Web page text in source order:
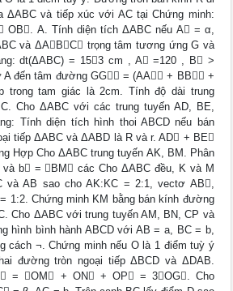
ΔABC và tiếp xúc với AC tại Chứng minh:
OB. A. Tính diện tích ΔABC nếu A = α,
và ΔABC trọng tâm tương ứng G và
dt(ΔABC) = 153 cm , A =120 , B >
A đến tâm đường GG = (AA + BB +
trong tam giác là 2cm. Tính độ dài trung
Cho ΔABC với các trung tuyến AD, BE,
Tính diện tích hình thoi ABCD nếu bán
tiếp ΔABC và ΔABD là R và r. AD + BE
Hợp Cho ΔABC trung tuyến AK, BM. Phân
b = BM các Cho ΔABC đều, K và M
và AB sao cho AK:KC = 2:1, vectơ AB,
1:2. Chứng minh KM bằng bán kính đường
Cho ΔABC với trung tuyến AM, BN, CP và
hình bình hành ABCD với AB = a, BC = b,
cách ¬. Chứng minh nếu O là 1 điểm tuỳ ý
đường tròn ngoại tiếp ΔBCD và ΔDAB.
= OM + ON + OP = 3OG. Cho